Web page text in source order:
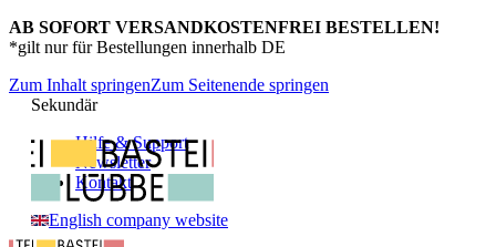
AB SOFORT VERSANDKOSTENFREI BESTELLEN!
*gilt nur für Bestellungen innerhalb DE
Zum Inhalt springenZum Seitenende springen
Sekundär
Hilfe & Support
Newsletter
Kontakt
English company website